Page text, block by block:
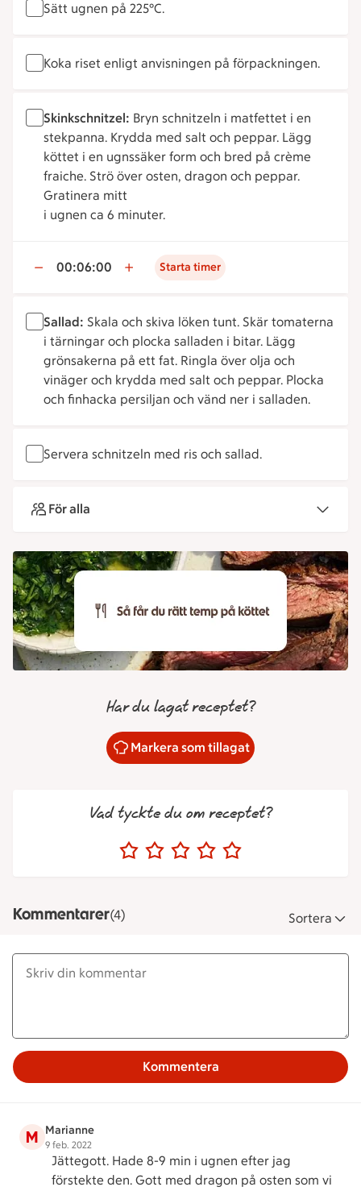
Sätt ugnen på 225°C.
Koka riset enligt anvisningen på förpackningen.
Skinkschnitzel: Bryn schnitzeln i matfettet i en
stekpanna. Krydda med salt och peppar. Lägg
köttet i en ugnssäker form och bred på crème
fraiche. Strö över osten, dragon och peppar.
Gratinera mitt
i ugnen ca 6 minuter.
00:06:00 Starta timer
Sallad: Skala och skiva löken tunt. Skär tomaterna
i tärningar och plocka salladen i bitar. Lägg
grönsakerna på ett fat. Ringla över olja och
vinäger och krydda med salt och peppar. Plocka
och finhacka persiljan och vänd ner i salladen.
Servera schnitzeln med ris och sallad.
För alla
Har du lagat receptet?
Markera som tillagat
Vad tyckte du om receptet?
Kommentarer(4) Sortera
Kommentera
M Marianne
9 feb. 2022
Jättegott. Hade 8-9 min i ugnen efter jag
förstekte den. Gott med dragon på osten som vi